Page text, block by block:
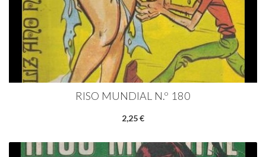
RISO MUNDIAL N.º 180
2,25 €